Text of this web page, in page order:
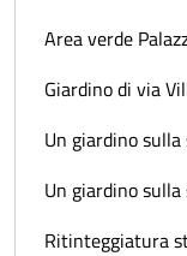
Area verde
Giardino di via
Un giardino
Un giardino
Ritinteggiatura